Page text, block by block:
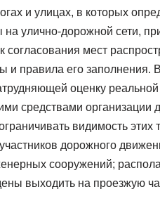
и улицах, в которых
на улично-дорожной сети,
мест
правила его заполнения. В
оценку
средствами организации
видимость этих
дорожного
сооружений;
выходить на проезжую